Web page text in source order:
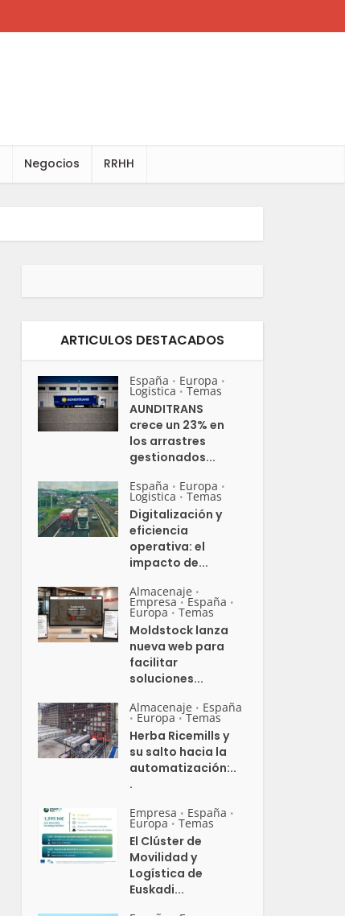
Negocios RRHH
ARTICULOS DESTACADOS
España • Europa •
Logistica • Temas
AUNDITRANS
crece un 23% en
los arrastres
gestionados...
España • Europa •
Logistica • Temas
Digitalización y
eficiencia
operativa: el
impacto de...
Almacenaje •
Empresa • España •
Europa • Temas
Moldstock lanza
nueva web para
facilitar
soluciones...
Almacenaje • España
• Europa • Temas
Herba Ricemills y
su salto hacia la
automatización:..
.
Empresa • España •
Europa • Temas
El Clúster de
Movilidad y
Logística de
Euskadi...